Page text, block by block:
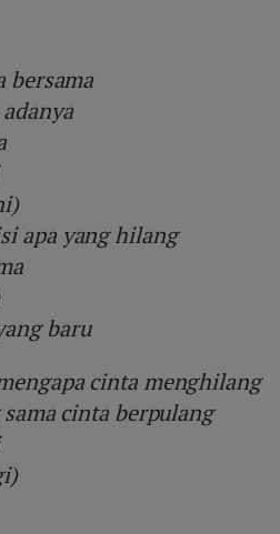
bersama
apa yang hilang
baru
cinta menghilang
cinta berpulang